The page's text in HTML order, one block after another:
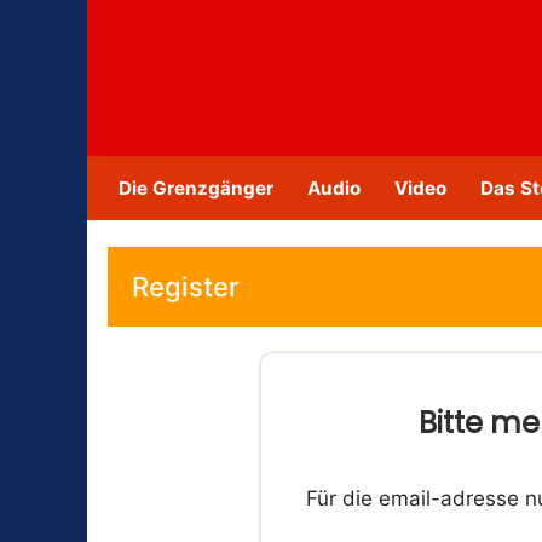
Die Grenzgänger Audio Video Das
Register
Bitte
Für die email-adresse